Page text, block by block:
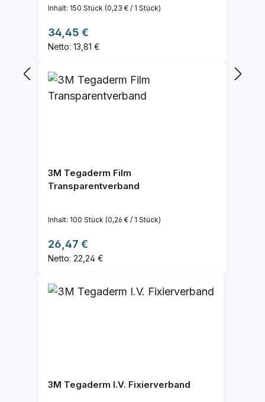
Inhalt: 150 Stück (0,23 € / 1 Stück)
Regulärer Preis:
34,45 €
Netto: 13,81 €
3M Tegaderm Film
Transparentverband
Inhalt: 100 Stück (0,26 € / 1 Stück)
Regulärer Preis:
26,47 €
Netto: 22,24 €
3M Tegaderm I.V. Fixierverband